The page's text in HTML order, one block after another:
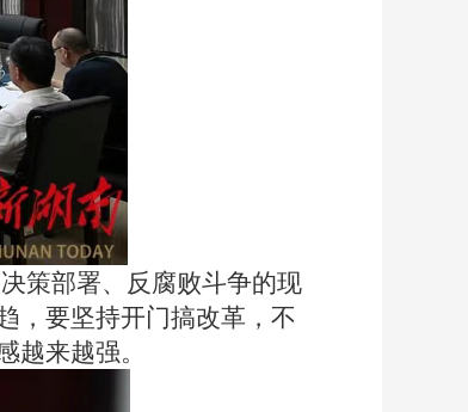
策部署、反腐败斗争的现
，要坚持开门搞改革 ， 不
越来越强。